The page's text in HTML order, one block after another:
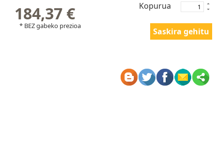
184,37 €
* BEZ gabeko prezioa
Kopurua